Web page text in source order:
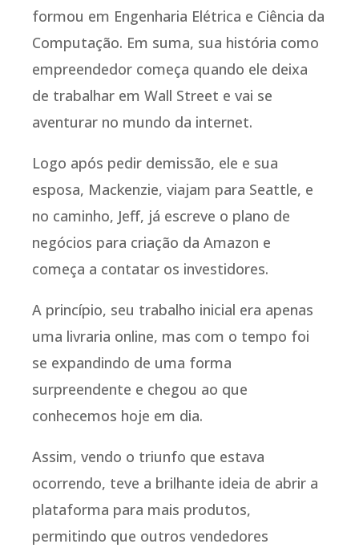
formou em Engenharia Elétrica e Ciência da
Computação. Em suma, sua história como
empreendedor começa quando ele deixa
de trabalhar em Wall Street e vai se
aventurar no mundo da internet.
Logo após pedir demissão, ele e sua
esposa, Mackenzie, viajam para Seattle, e
no caminho, Jeff, já escreve o plano de
negócios para criação da Amazon e
começa a contatar os investidores.
A princípio, seu trabalho inicial era apenas
uma livraria online, mas com o tempo foi
se expandindo de uma forma
surpreendente e chegou ao que
conhecemos hoje em dia.
Assim, vendo o triunfo que estava
ocorrendo, teve a brilhante ideia de abrir a
plataforma para mais produtos,
permitindo que outros vendedores